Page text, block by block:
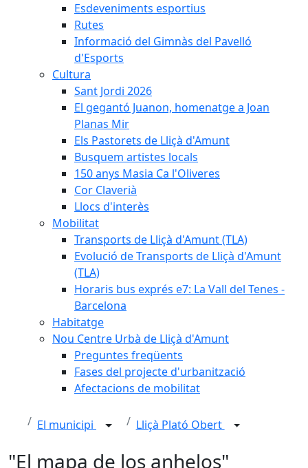
Esdeveniments esportius
Rutes
Informació del Gimnàs del Pavelló
d'Esports
Cultura
Sant Jordi 2026
El gegantó Juanon, homenatge a Joan
Planas Mir
Els Pastorets de Lliçà d'Amunt
Busquem artistes locals
150 anys Masia Ca l'Oliveres
Cor Claverià
Llocs d'interès
Mobilitat
Transports de Lliçà d'Amunt (TLA)
Evolució de Transports de Lliçà d'Amunt
(TLA)
Horaris bus exprés e7: La Vall del Tenes -
Barcelona
Habitatge
Nou Centre Urbà de Lliçà d'Amunt
Preguntes freqüents
Fases del projecte d'urbanització
Afectacions de mobilitat
El municipi Lliçà Plató Obert
"El mapa de los anhelos"